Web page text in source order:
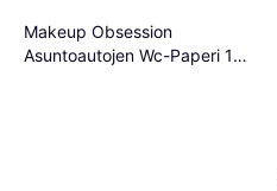
Makeup Obsession
Asuntoautojen Wc-Paperi 12